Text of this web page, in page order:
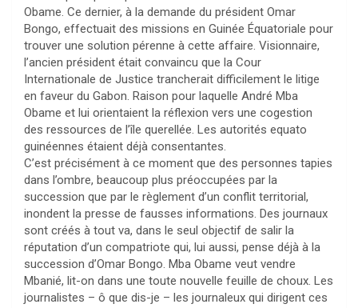
Obame. Ce dernier, à la demande du président Omar
Bongo, effectuait des missions en Guinée Équatoriale pour
trouver une solution pérenne à cette affaire. Visionnaire,
l’ancien président était convaincu que la Cour
Internationale de Justice trancherait difficilement le litige
en faveur du Gabon. Raison pour laquelle André Mba
Obame et lui orientaient la réflexion vers une cogestion
des ressources de l’île querellée. Les autorités equato
guinéennes étaient déjà consentantes.
C’est précisément à ce moment que des personnes tapies
dans l’ombre, beaucoup plus préoccupées par la
succession que par le règlement d’un conflit territorial,
inondent la presse de fausses informations. Des journaux
sont créés à tout va, dans le seul objectif de salir la
réputation d’un compatriote qui, lui aussi, pense déjà à la
succession d’Omar Bongo. Mba Obame veut vendre
Mbanié, lit-on dans une toute nouvelle feuille de choux. Les
journalistes – ô que dis-je – les journaleux qui dirigent ces